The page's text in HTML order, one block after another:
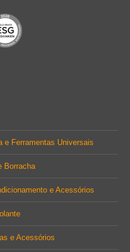
e Ferramentas Universais
Borracha
e Acessórios
e Acessórios